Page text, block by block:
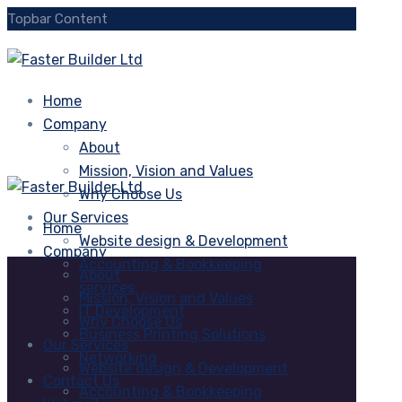
Topbar Content
Home
Company
About
Mission, Vision and Values
Why Choose Us
Our Services
Website design & Development
Accounting & Bookkeeping
services
IT Development
Business Printing Solutions
Networking
Contact Us
Home
Company
About
Mission, Vision and Values
Why Choose Us
Our Services
Website design & Development
Accounting & Bookkeeping